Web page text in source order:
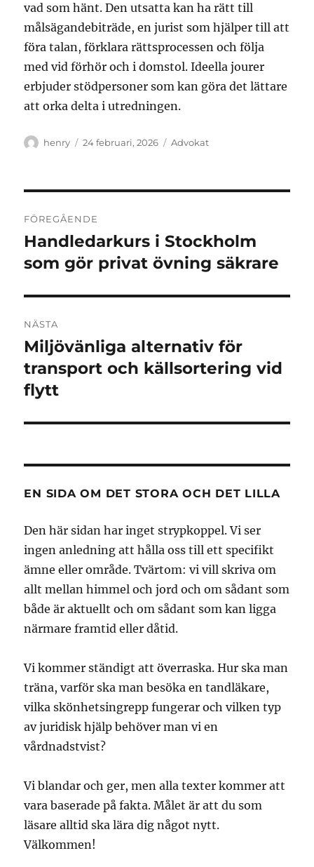
vad som hänt. Den utsatta kan ha rätt till
målsägandebiträde, en jurist som hjälper till att
föra talan, förklara rättsprocessen och följa
med vid förhör och i domstol. Ideella jourer
erbjuder stödpersoner som kan göra det lättare
att orka delta i utredningen.
Författare
henry
Publicerat
24 februari, 2026 Kategorier
Advokat
FÖREGÅENDE
Föregående
inlägg:
Handledarkurs i Stockholm
som gör privat övning säkrare
NÄSTA
Nästa
inlägg:
Miljövänliga alternativ för
transport och källsortering vid
flytt
EN SIDA OM DET STORA OCH DET LILLA
Den här sidan har inget strypkoppel. Vi ser
ingen anledning att hålla oss till ett specifikt
ämne eller område. Tvärtom: vi vill skriva om
allt mellan himmel och jord och om sådant som
både är aktuellt och om sådant som kan ligga
närmare framtid eller dåtid.
Vi kommer ständigt att överraska. Hur ska man
träna, varför ska man besöka en tandläkare,
vilka skönhetsingrepp fungerar och vilken typ
av juridisk hjälp behöver man vi en
vårdnadstvist?
Vi blandar och ger, men alla texter kommer att
vara baserade på fakta. Målet är att du som
läsare alltid ska lära dig något nytt.
Välkommen!